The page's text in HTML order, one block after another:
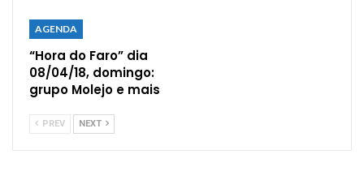
AGENDA
“Hora do Faro” dia
08/04/18, domingo:
grupo Molejo e mais
PREV NEXT